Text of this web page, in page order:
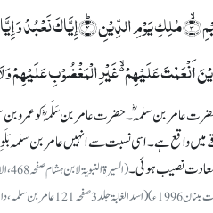
عامر بن سلمہؓ۔ حضرت عامر بن سَلَمہؓ کو عمرو بن
واقع ہے۔ اسی نسبت سے انہیں عامر بن سلمہ
نصیب ہوئی۔